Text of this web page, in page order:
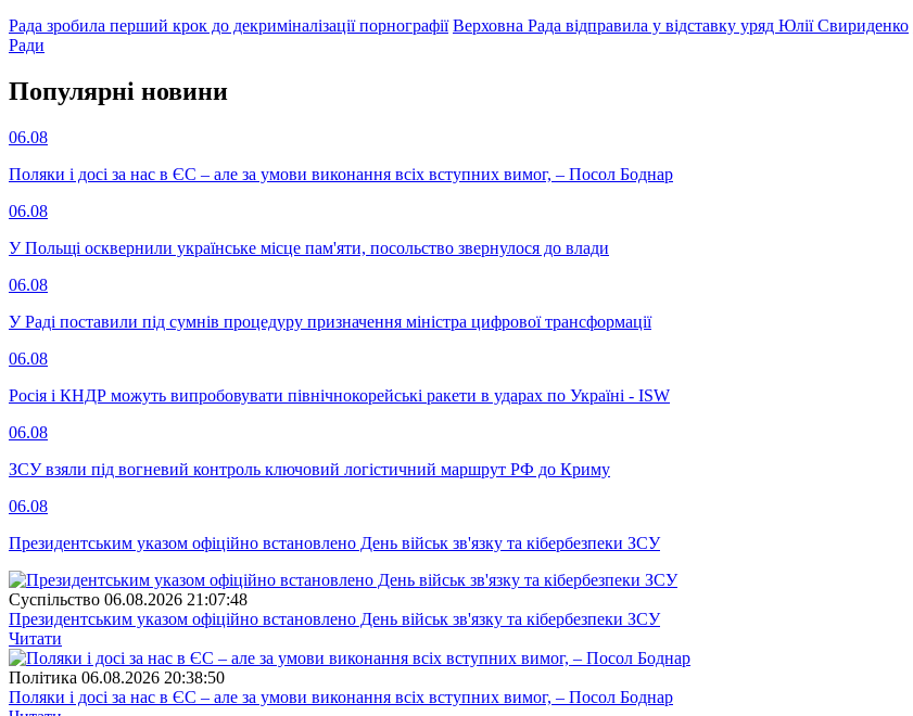
Рада зробила перший крок до декриміналізації порнографії Верховна Рада відправила у відставку уряд Юлії Свириденко
Ради
Популярнi новини
06.08
Поляки і досі за нас в ЄС – але за умови виконання всіх вступних вимог, – Посол Боднар
06.08
У Польщі осквернили українське місце пам'яти, посольство звернулося до влади
06.08
У Раді поставили під сумнів процедуру призначення міністра цифрової трансформації
06.08
Росія і КНДР можуть випробовувати північнокорейські ракети в ударах по Україні - ISW
06.08
ЗСУ взяли під вогневий контроль ключовий логістичний маршрут РФ до Криму
06.08
Президентським указом офіційно встановлено День військ зв'язку та кібербезпеки ЗСУ
Суспiльство 06.08.2026 21:07:48
Президентським указом офіційно встановлено День військ зв'язку та кібербезпеки ЗСУ
Читати
Полiтика 06.08.2026 20:38:50
Поляки і досі за нас в ЄС – але за умови виконання всіх вступних вимог, – Посол Боднар